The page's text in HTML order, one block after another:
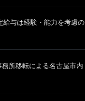
与は経験・能力を考慮の
所移転による名古屋市内